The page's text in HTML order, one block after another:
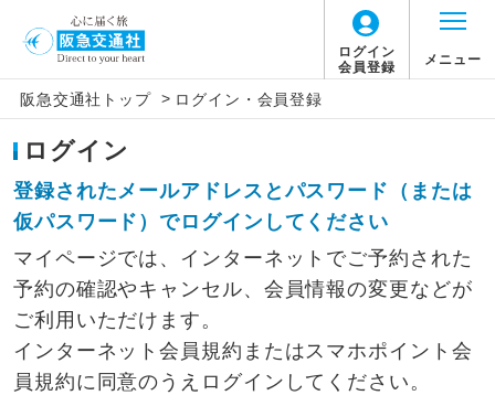
ログイン
会員登録
メニュー
阪急交通社トップ > ログイン・会員登録
ログイン
登録されたメールアドレスとパスワード（または
仮パスワード）でログインしてください
マイページでは、インターネットでご予約された
予約の確認やキャンセル、会員情報の変更などが
ご利用いただけます。
インターネット会員規約またはスマホポイント会
員規約に同意のうえログインしてください。